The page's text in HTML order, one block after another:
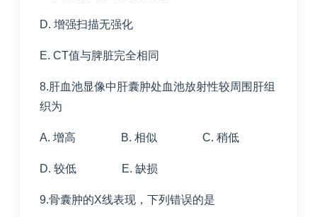
D. 增强扫描无强化
E. CT值与脾脏完全相同
8.肝血池显像中肝囊肿处血池放射性较周围肝组
织为
A. 增高 B. 相似 C. 稍低
D. 较低 E. 缺损
9.骨囊肿的X线表现，下列错误的是